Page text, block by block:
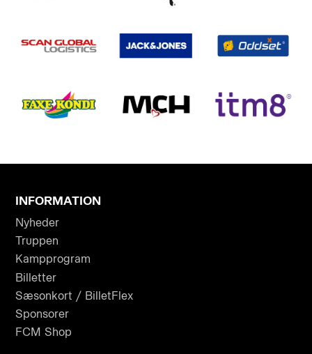
INFORMATION
Nyheder
Truppen
Kampprogram
Billetter
Sæsonkort / BilletFlex
Sponsorer
FCM Shop